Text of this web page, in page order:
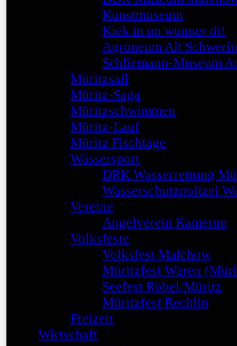
Kunstmuseum
Kiek in un wunner di!
Agroneum Alt Schwerin
Schliemann-Museum
Müritzsail
Müritz-Saga
Müritzschwimmen
Müritz-Lauf
Müritz Fischtage
Wassersport
DRK Wasserrettung
Wasserschutzpolizei
Vereine
Angelverein Kamerun
Volksfeste
Volksfest Malchow
Müritzfest Waren
Seefest Röbel/Müritz
Müritzfest Rechlin
Freizeit
Wirtschaft